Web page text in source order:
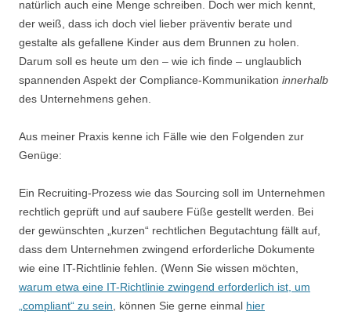
natürlich auch eine Menge schreiben. Doch wer mich kennt,
der weiß, dass ich doch viel lieber präventiv berate und
gestalte als gefallene Kinder aus dem Brunnen zu holen.
Darum soll es heute um den – wie ich finde – unglaublich
spannenden Aspekt der Compliance-Kommunikation innerhalb
des Unternehmens gehen.
Aus meiner Praxis kenne ich Fälle wie den Folgenden zur
Genüge:
Ein Recruiting-Prozess wie das Sourcing soll im Unternehmen
rechtlich geprüft und auf saubere Füße gestellt werden. Bei
der gewünschten „kurzen“ rechtlichen Begutachtung fällt auf,
dass dem Unternehmen zwingend erforderliche Dokumente
wie eine IT-Richtlinie fehlen. (Wenn Sie wissen möchten,
warum etwa eine IT-Richtlinie zwingend erforderlich ist, um
„compliant“ zu sein , können Sie gerne einmal hier